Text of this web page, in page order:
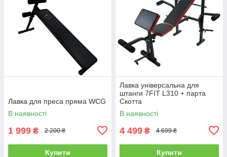
Лавка для преса пряма WCG
В наявності
1 999 ₴ 2 200 ₴
Купити
Лавка універсальна для
штанги 7FIT L310 + парта
Скотта
В наявності
4 499 ₴ 4 699 ₴
Купити